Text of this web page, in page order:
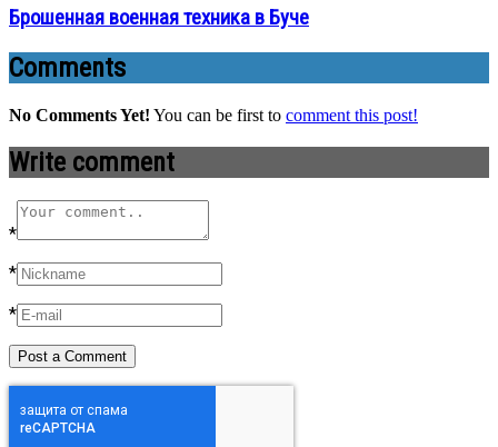
Брошенная военная техника в Буче
Comments
No Comments Yet! You can be first to comment this post!
Write comment
*
*
*